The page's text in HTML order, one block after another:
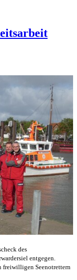
des
entgegen.
freiwilligen Seenotrettern